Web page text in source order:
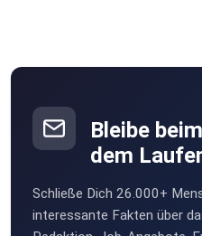
Bleibe
dem
Schließe Dich 26.000+
interessante Fakten über